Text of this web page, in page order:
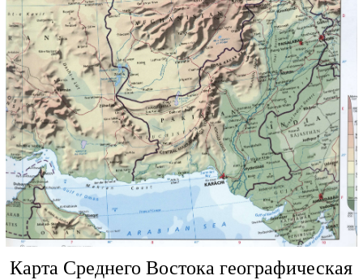
Карта Среднего Востока географическая